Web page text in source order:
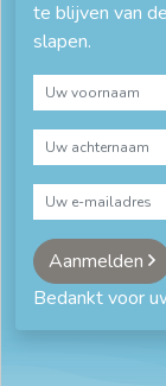
te blijven van
slapen.
Aanmelden
Bedankt voor